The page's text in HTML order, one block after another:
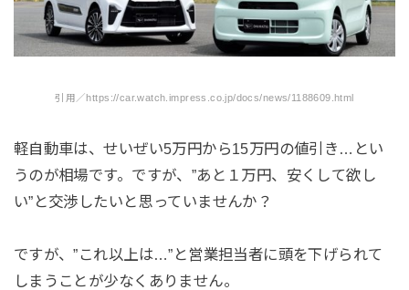
引用／https://car.watch.impress.co.jp/docs/news/1188609.html
軽自動車は、せいぜい5万円から15万円の値引き…とい
うのが相場です。ですが、”あと１万円、安くして欲し
い”と交渉したいと思っていませんか？
ですが、”これ以上は…”と営業担当者に頭を下げられて
しまうことが少なくありません。